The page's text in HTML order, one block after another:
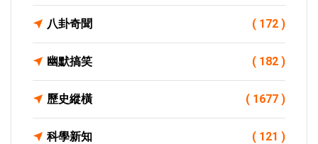
八卦奇聞 ( 172 )
幽默搞笑 ( 182 )
歷史縱橫 ( 1677 )
科學新知 ( 121 )